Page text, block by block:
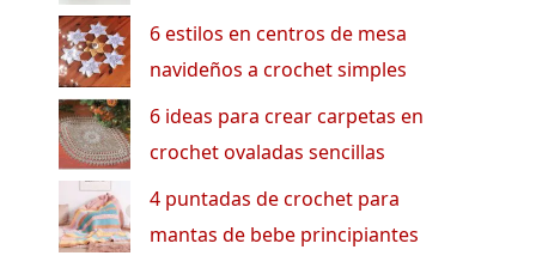
6 estilos en centros de mesa
navideños a crochet simples
6 ideas para crear carpetas en
crochet ovaladas sencillas
4 puntadas de crochet para
mantas de bebe principiantes